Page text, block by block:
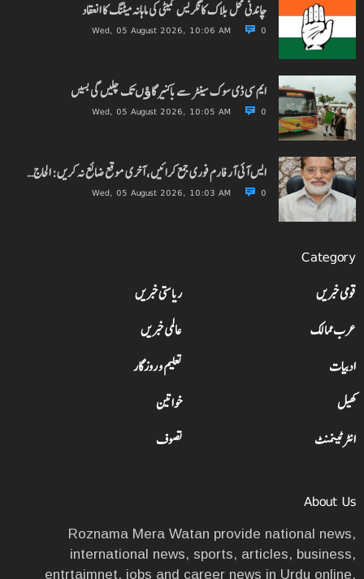
چاندنی محل بلاک کانگریس کمیٹی کی ماہانہ میٹنگ کا انعقاد
Wed, 05 August 2026, 10:06 AM 0
ایم سی ڈی سوک سینٹر سے باکنیر گاﺅں تک چلیں گی بسیں
Wed, 05 August 2026, 10:05 AM 0
ایس آئی آر فارم فوری جمع کرائیں، آخری موقع ضائع نہ کریں: الحاج…
Wed, 05 August 2026, 10:03 AM 0
Category
قومی خبریں
ریاستی خبریں
عرب ممالک
عالمی خبریں
ادبیات
تعلیم و روزگار
کھیل
خواتین
انٹرٹینمنٹ
تصوف
About Us
Roznama Mera Watan provide national news,
international news, sports, articles, business,
entrtaimnet, jobs and career news in Urdu online.